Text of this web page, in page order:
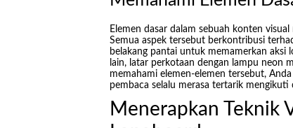
Elemen dasar dalam sebuah konten
Semua aspek tersebut berkontribusi
belakang pantai untuk memamerkan aksi
lain, latar perkotaan dengan lampu neon
memahami elemen-elemen tersebut,
pembaca selalu merasa tertarik mengikuti
Menerapkan Teknik